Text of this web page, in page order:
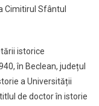
Cimitirul Sfântul
istorice
în Beclean, județul
a Universității
de doctor în istorie